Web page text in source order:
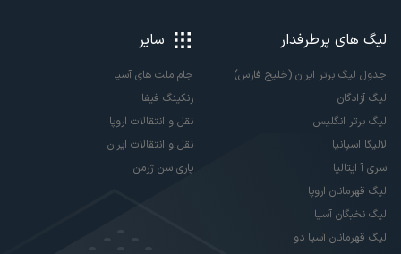
لیگ های پرطرفدار
جدول لیگ برتر ایران (خلیج فارس)
لیگ آزادگان
لیگ برتر انگلیس
لالیگا اسپانیا
سری آ ایتالیا
لیگ قهرمانان اروپا
لیگ نخبگان آسیا
لیگ قهرمانان آسیا دو
سایر
جام ملت های آسیا
رنکینگ فیفا
نقل و انتقالات اروپا
نقل و انتقالات ایران
پاری سن ژرمن